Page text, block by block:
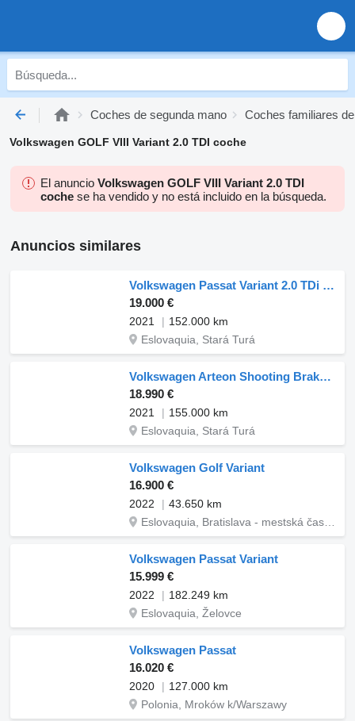
Coches de segunda mano Coches familiares
Volkswagen GOLF VIII Variant 2.0 TDI coche
El anuncio Volkswagen GOLF VIII Variant 2.0 TDI
coche se ha vendido y no está incluido en la búsqueda.
Anuncios similares
Volkswagen Passat Variant 2.0 TDi Evo Elegance
19.000 €
2021
152.000 km
Eslovaquia, Stará Turá
Volkswagen Arteon Shooting Brake SB 1.4 TSI eHybrid 218k Elegance DSG
18.990 €
2021
155.000 km
Eslovaquia, Stará Turá
Volkswagen Golf Variant
16.900 €
2022
43.650 km
Volkswagen Passat Variant
15.999 €
2022
182.249 km
Eslovaquia, Želovce
Volkswagen Passat
16.020 €
2020
127.000 km
Polonia, Mroków k/Warszawy